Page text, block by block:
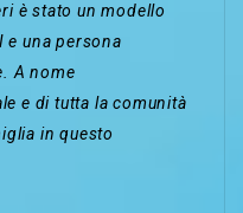
è stato un modello
e una persona
A nome
e di tutta la comunità
in questo